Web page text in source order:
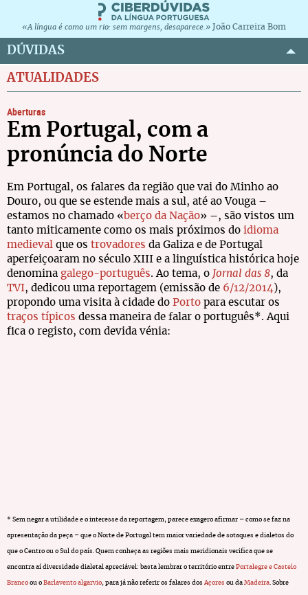
«A língua é como um rio: sem margens, desaparece.» João Carreira Bom
DÚVIDAS
ATUALIDADES
Aberturas
Em Portugal, com a
pronúncia do Norte
Em Portugal, os falares da região que vai do Minho ao
Douro, ou que se estende mais a sul, até ao Vouga –
estamos no chamado «berço da Nação» –, são vistos um
tanto miticamente como os mais próximos do idioma
medieval que os trovadores da Galiza e de Portugal
aperfeiçoaram no século XIII e a linguística histórica hoje
denomina galego-português. Ao tema, o Jornal das 8, da
TVI, dedicou uma reportagem (emissão de 6/12/2014),
propondo uma visita à cidade do Porto para escutar os
traços típicos dessa maneira de falar o português*. Aqui
fica o registo, com devida vénia:
* Sem negar a utilidade e o interesse da reportagem, parece exagero afirmar – como se faz na
apresentação da peça – que o Norte de Portugal tem maior variedade de sotaques e dialetos do
que o Centro ou o Sul do país. Quem conheça as regiões mais meridionais verifica que se
encontra aí diversidade dialetal apreciável: basta lembrar o território entre Portalegre e Castelo
Branco ou o Barlavento algarvio, para já não referir os falares dosAçores ou da Madeira. Sobre